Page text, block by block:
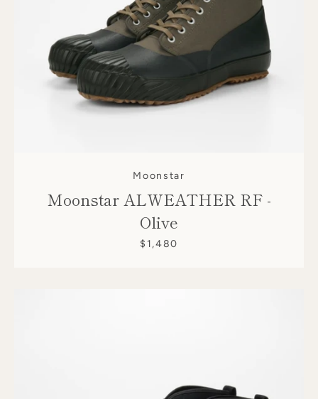
Moonstar
Moonstar ALWEATHER RF -
Olive
$1,480